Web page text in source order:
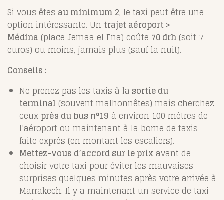
Si vous êtes au minimum 2, le taxi peut être une
option intéressante. Un trajet aéroport >
Médina (place Jemaa el Fna) coûte 70 drh (soit 7
euros) ou moins, jamais plus (sauf la nuit).
Conseils :
Ne prenez pas les taxis à la sortie du
terminal (souvent malhonnêtes) mais cherchez
ceux près du bus n°19 à environ 100 mètres de
l’aéroport ou maintenant à la borne de taxis
faite exprès (en montant les escaliers).
Mettez-vous d’accord sur le prix avant de
choisir votre taxi pour éviter les mauvaises
surprises quelques minutes après votre arrivée à
Marrakech. Il y a maintenant un service de taxi